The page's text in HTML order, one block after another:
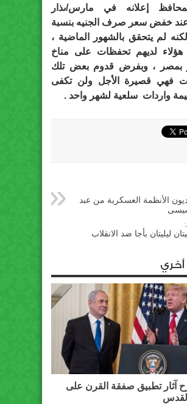
إعلانه في مارس/ىذار
خفض سعر صرف الجنيه بنسبة
لكنه لم يتحقق بالشهور الماضية ،
هؤلاء لديهم تحفظات على مناخ
بمصر ، وبفرض قدوم بعض تلك
فهي قصيرة الأجل ولن تكفى
واردات سلعية لشهر واحد .
ديون الأنظمة العسكرية من عبد
ليليتان بأجا ضد الانقلاب
أخري
آثار تطبيق صفقة القرن على